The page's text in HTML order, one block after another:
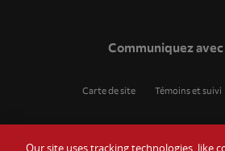
Communiquez avec
Carte de site Témoins et suivi
Our site uses tracking technologies, like